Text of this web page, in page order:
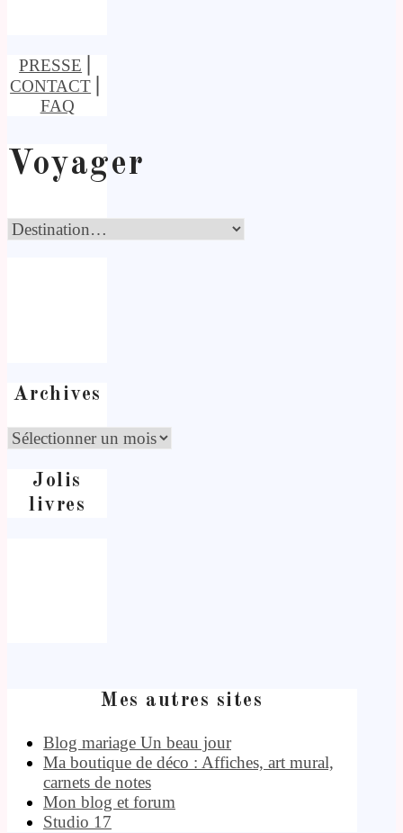
PRESSE
CONTACT
FAQ
Voyager
Archives
Jolis
livres
Mes autres sites
Blog mariage Un beau jour
Ma boutique de déco : Affiches, art mural,
carnets de notes
Mon blog et forum
Studio 17